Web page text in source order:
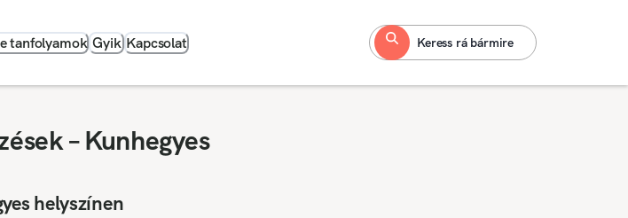
tanfolyamok Gyik Kapcsolat Keress rá bármire
– Kunhegyes
helyszínen